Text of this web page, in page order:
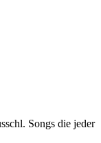
Songs die jeder